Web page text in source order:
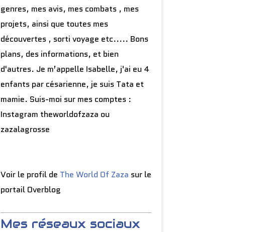
genres, mes avis, mes combats , mes
projets, ainsi que toutes mes
découvertes , sorti voyage etc..... Bons
plans, des informations, et bien
d'autres. Je m’appelle Isabelle, j'ai eu 4
enfants par césarienne, je suis Tata et
mamie. Suis-moi sur mes comptes :
Instagram theworldofzaza ou
zazalagrosse
Voir le profil de The World Of Zaza sur le
portail Overblog
Mes réseaux sociaux